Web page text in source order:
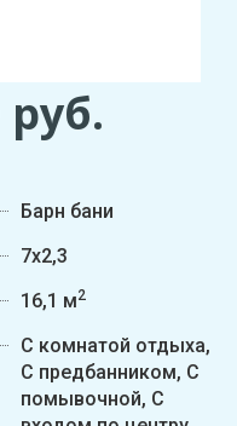
руб.
Барн бани
7х2,3
16,1 м2
С комнатой отдыха,
С предбанником, С
помывочной, С